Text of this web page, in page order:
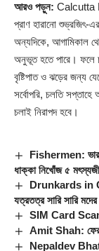
আরও পড়ুন: Calcutta
প্রাণ হারানো শুভ্রজিৎ-এর
অন্যদিকে, আগামিকাল
অনুভূত হতে পারে। ফলে
বৃষ্টিপাত ও ঝড়ের জন্য
সর্বোপরি, চলতি সপ্তাহে
চলাই নিরাপদ হবে।
Fishermen:
ধাক্কা নিখোঁজ ৫
Drunkards in
যত্রতত্র সারি সারি
SIM Card Scam:
Amit Shah: ফের
Nepaldev